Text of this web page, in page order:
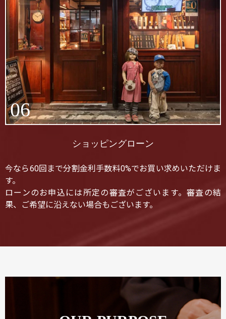
06
ショッピングローン
今なら60回まで分割金利手数料0%でお買い求めいただけま
す。
ローンのお申込には所定の審査がございます。審査の結
果、ご希望に沿えない場合もございます。